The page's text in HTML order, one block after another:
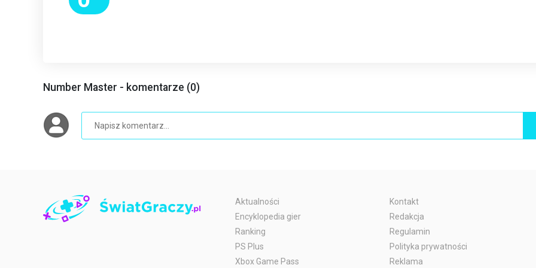
Number Master - komentarze (0)
Aktualności
Encyklopedia gier
Ranking
PS Plus
Xbox Game Pass
Kontakt
Redakcja
Regulamin
Polityka prywatności
Reklama